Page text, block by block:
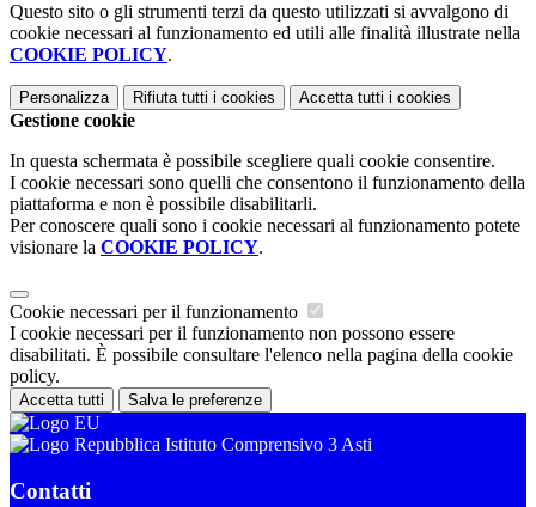
Questo sito o gli strumenti terzi da questo utilizzati si avvalgono di
cookie necessari al funzionamento ed utili alle finalità illustrate nella
COOKIE POLICY.
Personalizza Rifiuta tutti i cookies Accetta tutti i cookies
Gestione cookie
In questa schermata è possibile scegliere quali cookie consentire.
I cookie necessari sono quelli che consentono il funzionamento della
piattaforma e non è possibile disabilitarli.
Per conoscere quali sono i cookie necessari al funzionamento potete
visionare la COOKIE POLICY.
Cookie necessari per il funzionamento
I cookie necessari per il funzionamento non possono essere
disabilitati. È possibile consultare l'elenco nella pagina della cookie
policy.
Accetta tutti Salva le preferenze
Istituto Comprensivo 3 Asti
Contatti